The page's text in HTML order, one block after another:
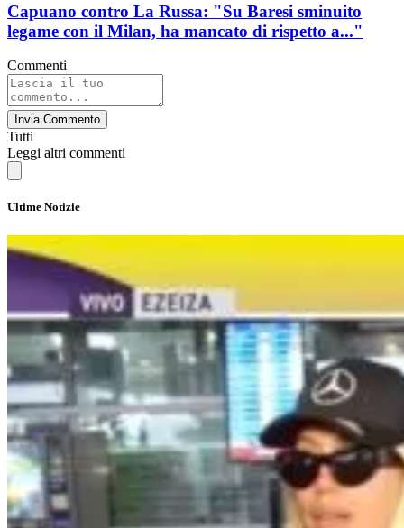
Capuano contro La Russa: "Su Baresi sminuito
legame con il Milan, ha mancato di rispetto a..."
Commenti
Invia Commento
Tutti
Leggi altri commenti
Ultime Notizie